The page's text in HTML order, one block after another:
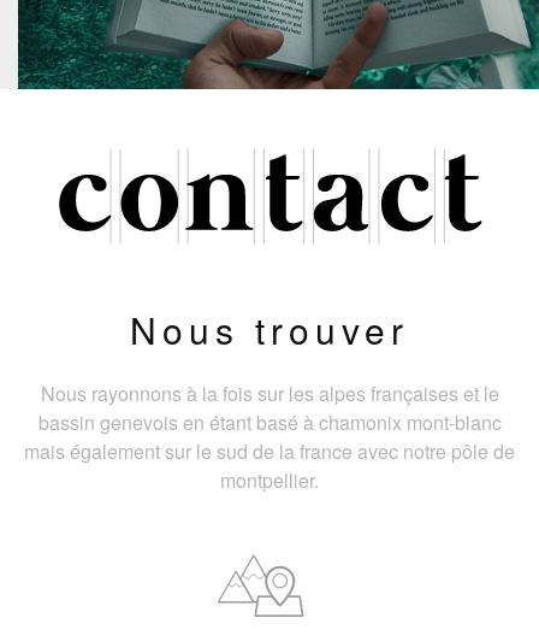
Nous trouver
Nous rayonnons à la fois sur les alpes françaises et le
bassin genevois en étant basé à chamonix mont-blanc
mais également sur le sud de la france avec notre pôle de
montpellier.